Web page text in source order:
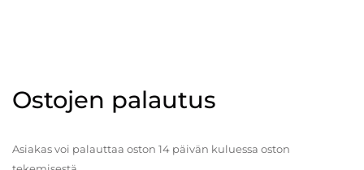
Ostojen palautus
Asiakas voi palauttaa oston 14 päivän kuluessa oston